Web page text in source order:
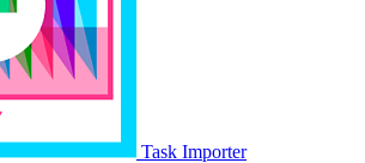
Task Importer